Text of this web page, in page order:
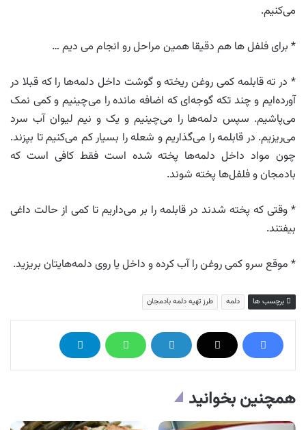
می‌کنیم.
* برای فلفل ها هم دقیقا همین مراحل رو انجام می دیم …
* در ته قابلمه کمی روغن ریخته و گوشت داخل دلمه‌ها را که قبلا در
آورده‌ایم و چند تکه گوجه‌ای که اضافه مانده را می‌چینیم و کمی نمک
می‌پاشیم. سپس دلمه‌ها را می‌چینیم و یک و نیم لیوان آب سرد
می‌ریزیم. در قابلمه را می‌گذاریم و شعله را بسیار کم می‌کنیم تا بپزند.
چون مواد داخل دلمه‌ها پخته شده است فقط کافی است که
بادمجان و فلفل‌ها پخته شوند.
* وقتی که پخته شدند در قابلمه را بر می‌داریم تا کمی از حالت داغی
بیفتند.
* موقع سرو کمی روغن را آب کرده و داخل یا روی دلمه‌هایتان بریزید.
برچسب ها دلمه طرز تهیه دلمه بادمجان
همچنین بخوانید